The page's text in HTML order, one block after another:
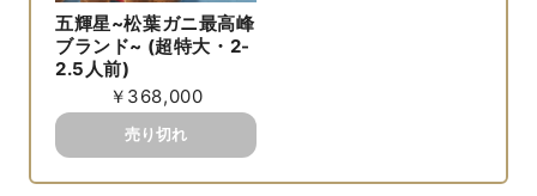
五輝星~松葉ガニ最高峰
ブランド~ (超特大・2-
2.5人前)
￥368,000